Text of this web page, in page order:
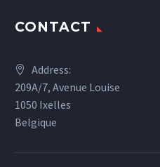
CONTACT
Address:
209A/7, Avenue Louise
1050 Ixelles
Belgique